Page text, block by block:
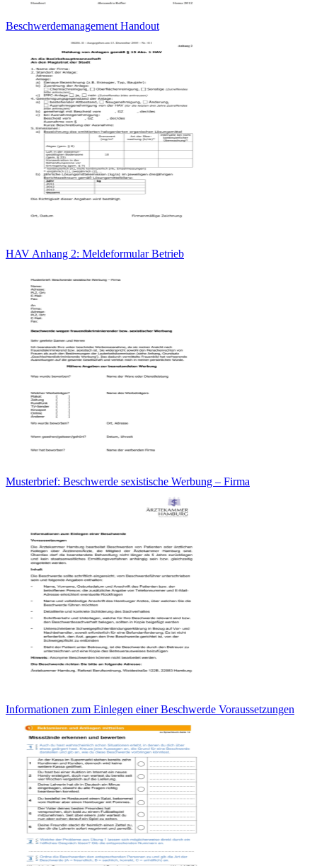
Beschwerdemanagement Handout
HAV Anhang 2: Meldeformular Betrieb
Musterbrief: Beschwerde sexistische Werbung – Firma
Informationen zum Einlegen einer Beschwerde Voraussetzungen